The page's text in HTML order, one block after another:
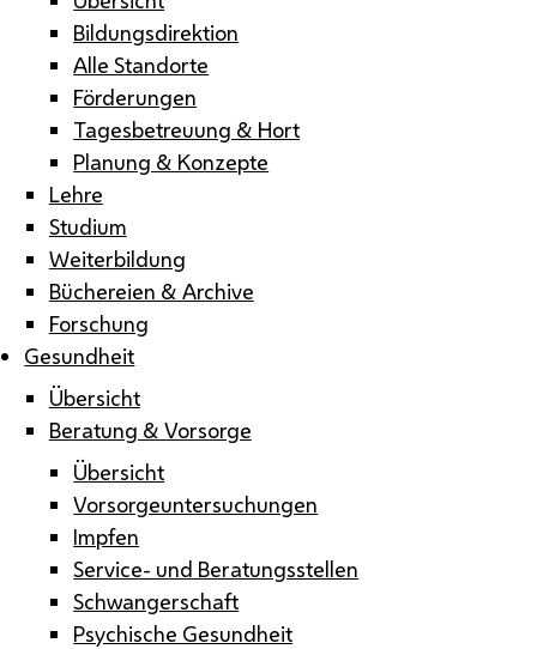
Bildungsdirektion
Alle Standorte
Förderungen
Tagesbetreuung & Hort
Planung & Konzepte
Lehre
Studium
Weiterbildung
Büchereien & Archive
Forschung
Gesundheit
Übersicht
Beratung & Vorsorge
Übersicht
Vorsorgeuntersuchungen
Impfen
Service- und Beratungsstellen
Schwangerschaft
Psychische Gesundheit